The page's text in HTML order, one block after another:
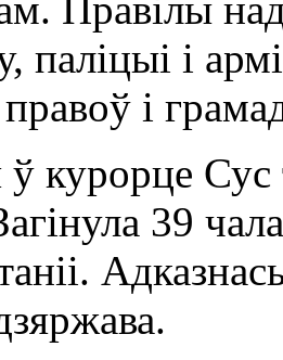
паліцыі і
і
ў курорце
39